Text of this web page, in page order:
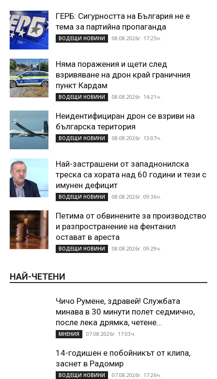
ГЕРБ: Сигурността на България не е
тема за партийна пропаганда
ВОДЕЩИ НОВИНИ 08.08.2026г. 17:25ч.
Няма поражения и щети след
взривяване на дрон край граничния
пункт Кардам
ВОДЕЩИ НОВИНИ 08.08.2026г. 14:21ч.
Неидентифициран дрон се взриви на
българска територия
ВОДЕЩИ НОВИНИ 08.08.2026г. 13:07ч.
Най-застрашени от западнонилска
треска са хората над 60 години и тези с
имунен дефицит
ВОДЕЩИ НОВИНИ 08.08.2026г. 09:36ч.
Петима от обвинените за производство
и разпространение на фентанил
остават в ареста
ВОДЕЩИ НОВИНИ 08.08.2026г. 09:29ч.
НАЙ-ЧЕТЕНИ
Чичо Румене, здравей! Службата
минава в 30 минути полет седмично,
после лека дрямка, четене...
МНЕНИЯ 07.08.2026г. 17:03ч.
14-годишен е побойникът от клипа,
заснет в Радомир
ВОДЕЩИ НОВИНИ 07.08.2026г. 17:26ч.